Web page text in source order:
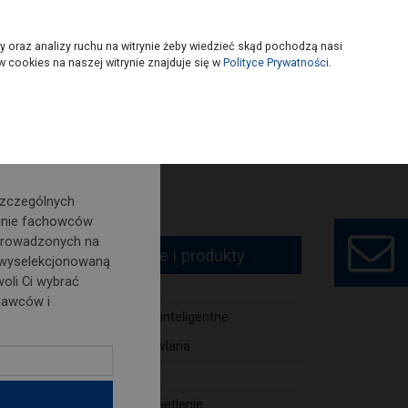
Technologie i produkty
Budownictwo inteligentne
Chemia budowlana
Elektryka, oświetlenie
i
fachowców
na
Ci wybrać
i
analizy ruchu na witrynie żeby wiedzieć skąd pochodzą nasi
cookies na naszej witrynie znajduje się w Polityce Prywatności.